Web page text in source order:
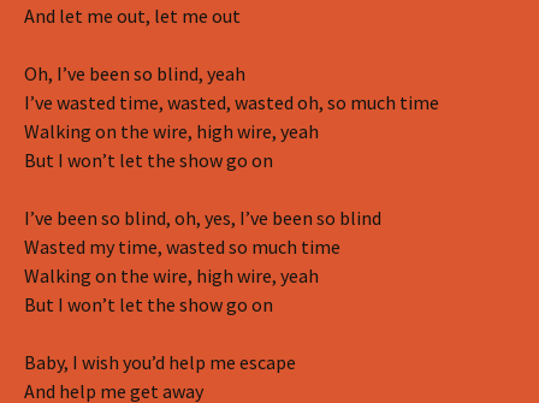
And let me out, let me out
Oh, I’ve been so blind, yeah
I’ve wasted time, wasted, wasted oh, so much time
Walking on the wire, high wire, yeah
But I won’t let the show go on
I’ve been so blind, oh, yes, I’ve been so blind
Wasted my time, wasted so much time
Walking on the wire, high wire, yeah
But I won’t let the show go on
Baby, I wish you’d help me escape
And help me get away